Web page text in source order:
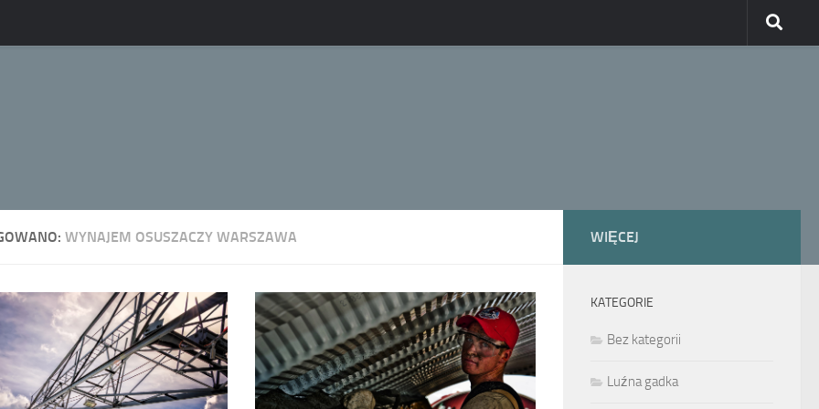
WYNAJEM OSUSZACZY WARSZAWA WIĘCEJ
KATEGORIE
Bez kategorii
Luźna gadka